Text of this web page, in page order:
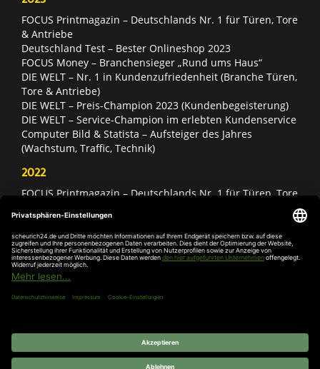
FOCUS Printmagazin – Deutschlands Nr. 1 für Türen, Tore
& Antriebe
Deutschland Test – Bester Onlineshop 2023
FOCUS Money – Branchensieger „Rund ums Haus“
DIE WELT – Nr. 1 in Kundenzufriedenheit (Branche Türen,
Tore & Antriebe)
DIE WELT – Preis-Champion 2023 (Kundenbegeisterung)
DIE WELT – Service-Champion im erlebten Kundenservice
Computer Bild & Statista – Aufsteiger des Jahres
(Wachstum, Traffic, Technik)
2022
FOCUS Printmagazin – Deutschlands Nr. 1 für Türen, Tore
Deutschland Test – Bester Onlineshop 2022
FOCUS Money – Branchensieger „Rund ums Haus“
DIE WELT – Service-Champion im erlebten Kundenservice
DIE WELT – Branchengewinner Gold-Rang (Türen, Tore &
Antriebe)